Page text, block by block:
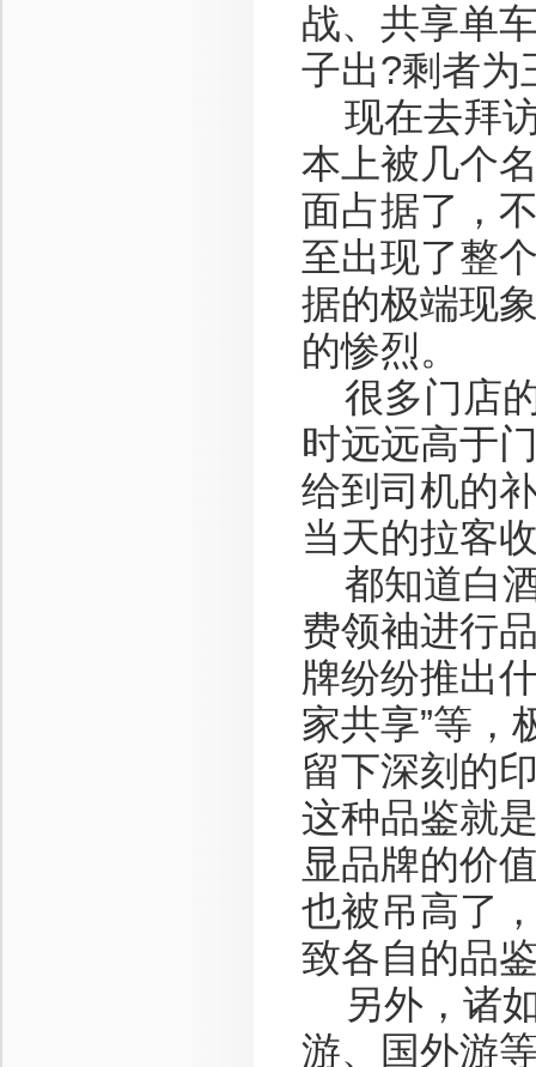
战、共享单
子出?剩者为
现在去拜
本上被几个
面占据了，
至出现了整
据的极端现
的惨烈。
很多门店
时远远高于
给到司机的
当天的拉客
都知道白
费领袖进行
牌纷纷推出
家共享”等，
留下深刻的
这种品鉴就
显品牌的价
也被吊高了
致各自的品
另外，诸
游、国外游